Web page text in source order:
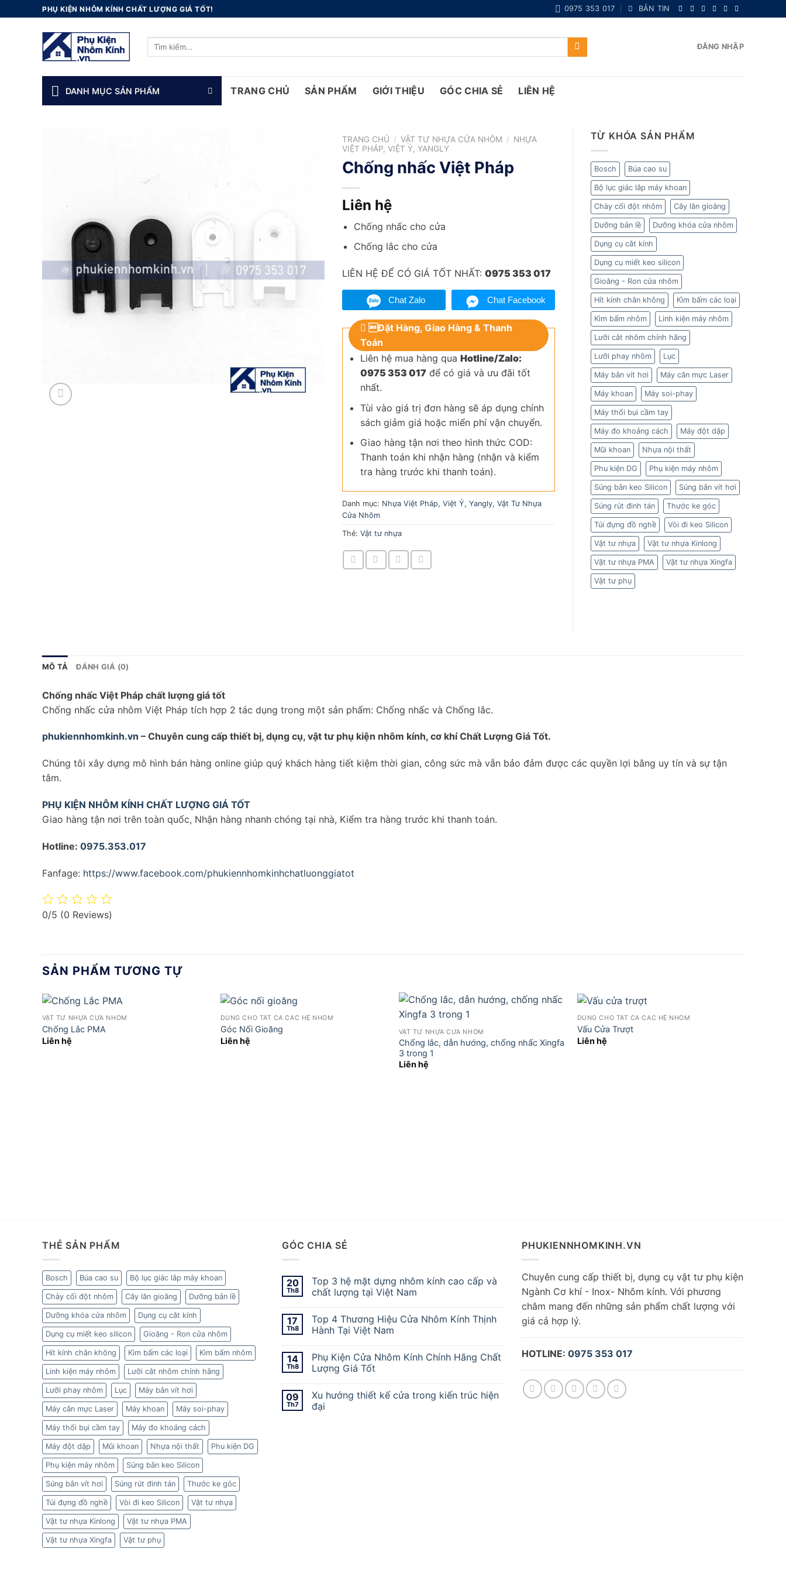
to
PHỤ KIỆN NHÔM KÍNH CHẤT LƯỢNG GIÁ TỐT! 0975 353 017 BẢN TIN
Tìm
ĐĂNG NHẬP
DANH MỤC SẢN PHẨM TRANG CHỦ SẢN PHẨM GIỚI THIỆU GÓC CHIA SẺ LIÊN HỆ
TRANG CHỦ / VẬT TƯ NHỰA CỬA NHÔM / NHỰA
VIỆT PHÁP, VIỆT Ý, YANGLY
Chống nhấc Việt Pháp
Liên hệ
Chống nhấc cho cửa
Chống lắc cho cửa
LIÊN HỆ ĐỂ CÓ GIÁ TỐT NHẤT: 0975 353 017
Chat Zalo Chat Facebook
Đặt Hàng, Giao Hàng & Thanh
Toán
Liên hệ mua hàng quaHotline/Zalo:
0975 353 017 để có giá và ưu đãi tốt
nhất.
Tùi vào giá trị đơn hàng sẽ áp dụng chính
sách giảm giá hoặc miển phí vận chuyển.
Giao hàng tận nơi theo hình thức COD:
Thanh toán khi nhận hàng (nhận và kiểm
tra hàng trước khi thanh toán).
Danh mục: Nhựa Việt Pháp, Việt Ý, Yangly, Vật Tư Nhựa
Cửa Nhôm
Thẻ: Vật tư nhựa
TỪ KHÓA SẢN PHẨM
Bosch Búa cao su
Bộ lục giác lắp máy khoan
Chày cối đột nhôm Cây lăn gioăng
Dưỡng bản lề Dưỡng khóa cửa nhôm
Dụng cụ cắt kính
Dụng cụ miết keo silicon
Gioăng - Ron cửa nhôm
Hít kính chân không Kìm bấm các loại
Kìm bấm nhôm Linh kiện máy nhôm
Lưỡi cắt nhôm chính hãng
Lưỡi phay nhôm Lục
Máy bắn vít hơi Máy cân mực Laser
Máy khoan Máy soi-phay
Máy thổi bụi cầm tay
Máy đo khoảng cách Máy đột dập
Mũi khoan Nhựa nội thất
Phu kiện DG Phụ kiện máy nhôm
Súng bắn keo Silicon Súng bắn vít hơi
Súng rút đinh tán Thước ke góc
Túi đựng đồ nghề Vòi đi keo Silicon
Vật tư nhựa Vật tư nhựa Kinlong
Vật tư nhựa PMA Vật tư nhựa Xingfa
Vật tư phụ
MÔ TẢ ĐÁNH GIÁ (0)
Chống nhấc Việt Pháp chất lượng giá tốt
Chống nhấc cửa nhôm Việt Pháp tích hợp 2 tác dụng trong một sản phẩm: Chống nhấc và Chống lắc.
phukiennhomkinh.vn – Chuyên cung cấp thiết bị, dụng cụ, vật tư phụ kiện nhôm kính, cơ khí Chất Lượng Giá Tốt.
Chúng tôi xây dựng mô hình bán hàng online giúp quý khách hàng tiết kiệm thời gian, công sức mà vẫn bảo đảm được các quyền lợi bằng uy tín và sự tận
tâm.
PHỤ KIỆN NHÔM KÍNH CHẤT LƯỢNG GIÁ TỐT
Giao hàng tận nơi trên toàn quốc, Nhận hàng nhanh chóng tại nhà, Kiểm tra hàng trước khi thanh toán.
Hotline: 0975.353.017
Fanfage: https://www.facebook.com/phukiennhomkinhchatluonggiatot
0/5 (0 Reviews)
SẢN PHẨM TƯƠNG TỰ
VẬT TƯ NHỰA CỬA NHÔM
Chống Lắc PMA
Liên hệ
DÙNG CHO TẤT CẢ CÁC HỆ NHÔM
Góc Nối Gioăng
Liên hệ
VẬT TƯ NHỰA CỬA NHÔM
Chống lắc, dẫn hướng, chống nhấc Xingfa
3 trong 1
Liên hệ
DÙNG CHO TẤT CẢ CÁC HỆ NHÔM
Vấu Cửa Trượt
Liên hệ
THẺ SẢN PHẨM
Bosch Búa cao su Bộ lục giác lắp máy khoan
Chày cối đột nhôm Cây lăn gioăng Dưỡng bản lề
Dưỡng khóa cửa nhôm Dụng cụ cắt kính
Dụng cụ miết keo silicon Gioăng - Ron cửa nhôm
Hít kính chân không Kìm bấm các loại Kìm bấm nhôm
Linh kiện máy nhôm Lưỡi cắt nhôm chính hãng
Lưỡi phay nhôm Lục Máy bắn vít hơi
Máy cân mực Laser Máy khoan Máy soi-phay
Máy thổi bụi cầm tay Máy đo khoảng cách
Máy đột dập Mũi khoan Nhựa nội thất Phu kiện DG
Phụ kiện máy nhôm Súng bắn keo Silicon
Súng bắn vít hơi Súng rút đinh tán Thước ke góc
Túi đựng đồ nghề Vòi đi keo Silicon Vật tư nhựa
Vật tư nhựa Kinlong Vật tư nhựa PMA
Vật tư nhựa Xingfa Vật tư phụ
GÓC CHIA SẺ
20
Th8
Top 3 hệ mặt dựng nhôm kính cao cấp và
chất lượng tại Việt Nam
17
Th8
Top 4 Thương Hiệu Cửa Nhôm Kính Thịnh
Hành Tại Việt Nam
14
Th8
Phụ Kiện Cửa Nhôm Kính Chính Hãng Chất
Lượng Giá Tốt
09
Th7
Xu hướng thiết kế cửa trong kiến trúc hiện
đại
PHUKIENNHOMKINH.VN
Chuyên cung cấp thiết bị, dụng cụ vật tư phụ kiện
Ngành Cơ khí - Inox- Nhôm kính. Với phương
châm mang đến những sản phẩm chất lượng với
giá cả hợp lý.
HOTLINE: 0975 353 017